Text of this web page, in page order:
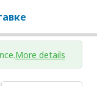
More details